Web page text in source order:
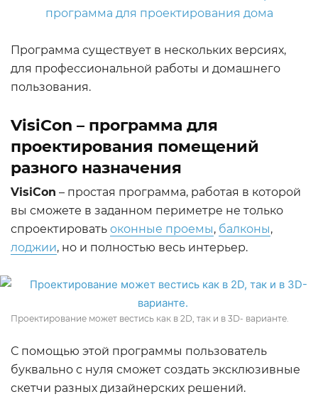
Программа существует в нескольких версиях,
для профессиональной работы и домашнего
пользования.
VisiCon – программа для
проектирования помещений
разного назначения
VisiCon – простая программа, работая в которой
вы сможете в заданном периметре не только
спроектировать оконные проемы, балконы,
лоджии, но и полностью весь интерьер.
Проектирование может вестись как в 2D, так и в 3D- варианте.
С помощью этой программы пользователь
буквально с нуля сможет создать эксклюзивные
скетчи разных дизайнерских решений.